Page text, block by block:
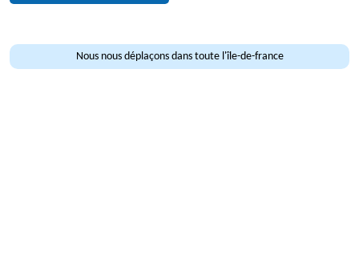
Nous nous déplaçons dans toute l'île-de-france